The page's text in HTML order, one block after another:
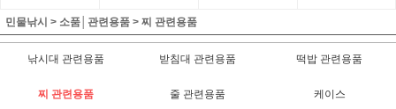
민물낚시 > 소품│관련용품 > 찌 관련용품
낚시대 관련용품 받침대 관련용품 떡밥 관련용품
찌 관련용품 줄 관련용품 케이스